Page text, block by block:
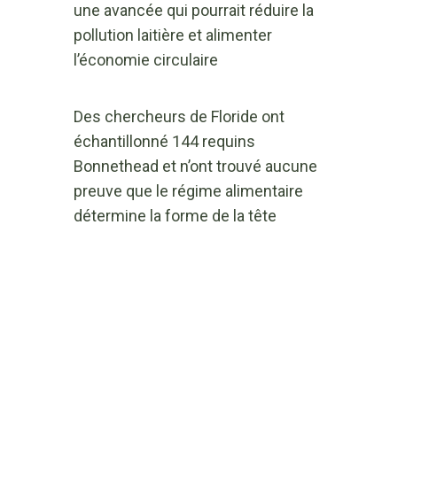
une avancée qui pourrait réduire la
pollution laitière et alimenter
l’économie circulaire
Des chercheurs de Floride ont
échantillonné 144 requins
Bonnethead et n’ont trouvé aucune
preuve que le régime alimentaire
détermine la forme de la tête